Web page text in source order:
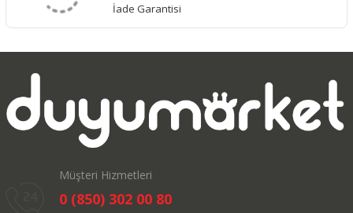
İade Garantisi
Müşteri Hizmetleri
0 (850) 302 00 80